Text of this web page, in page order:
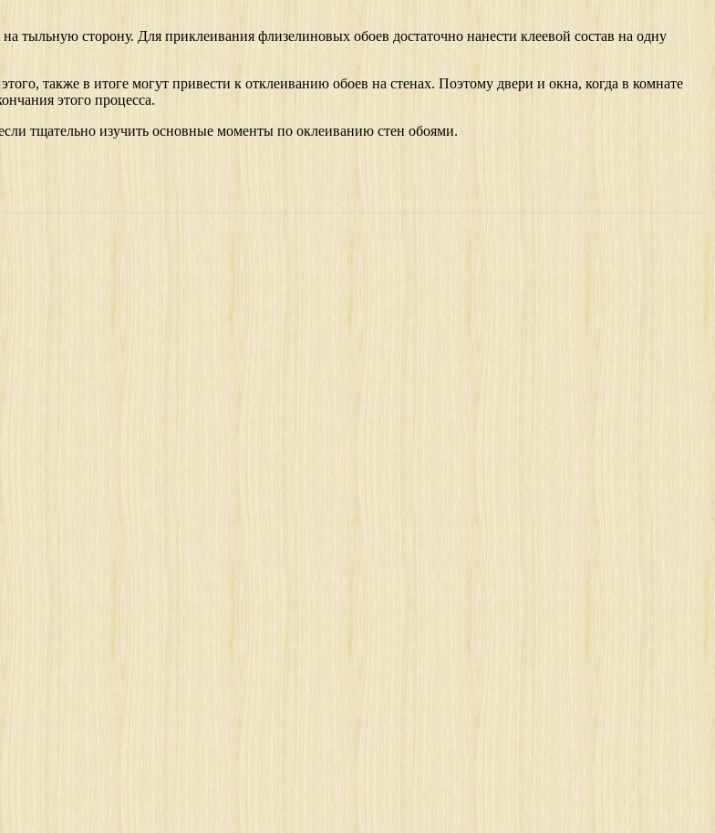
тыльную сторону. Для приклеивания флизелиновых обоев достаточно нанести клеевой состав на одну
также в итоге могут привести к отклеиванию обоев на стенах. Поэтому двери и окна, когда в комнате
этого процесса.
тщательно изучить основные моменты по оклеиванию стен обоями.